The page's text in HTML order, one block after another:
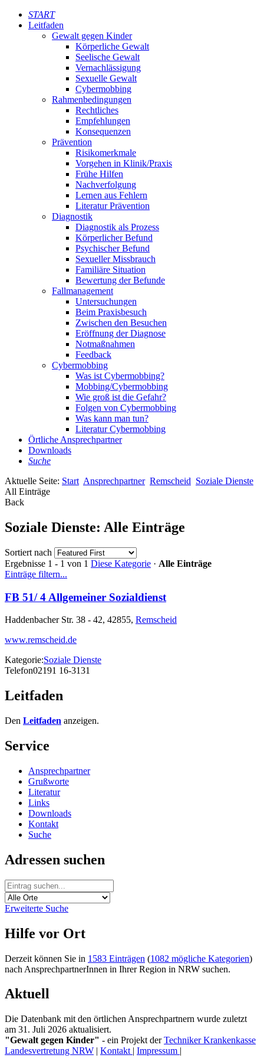
START
Leitfaden
Gewalt gegen Kinder
Körperliche Gewalt
Seelische Gewalt
Vernachlässigung
Sexuelle Gewalt
Cybermobbing
Rahmenbedingungen
Rechtliches
Empfehlungen
Konsequenzen
Prävention
Risikomerkmale
Vorgehen in Klinik/Praxis
Frühe Hilfen
Nachverfolgung
Lernen aus Fehlern
Literatur Prävention
Diagnostik
Diagnostik als Prozess
Körperlicher Befund
Psychischer Befund
Sexueller Missbrauch
Familiäre Situation
Bewertung der Befunde
Fallmanagement
Untersuchungen
Beim Praxisbesuch
Zwischen den Besuchen
Eröffnung der Diagnose
Notmaßnahmen
Feedback
Cybermobbing
Was ist Cybermobbing?
Mobbing/Cybermobbing
Wie groß ist die Gefahr?
Folgen von Cybermobbing
Was kann man tun?
Literatur Cybermobbing
Örtliche Ansprechpartner
Downloads
Suche
Aktuelle Seite: Start Ansprechpartner Remscheid Soziale Dienste
All Einträge
Back
Soziale Dienste: Alle Einträge
Sortiert nach
Ergebnisse 1 - 1 von 1 Diese Kategorie · Alle Einträge
Einträge filtern...
FB 51/ 4 Allgemeiner Sozialdienst
Haddenbacher Str. 38 - 42, 42855, Remscheid
www.remscheid.de
Kategorie:Soziale Dienste
Telefon02191 16-3131
Leitfaden
Den Leitfaden anzeigen.
Service
Ansprechpartner
Grußworte
Literatur
Links
Downloads
Kontakt
Suche
Adressen suchen
Erweiterte Suche
Hilfe vor Ort
Derzeit können Sie in 1583 Einträgen (1082 mögliche Kategorien)
nach AnsprechpartnerInnen in Ihrer Region in NRW suchen.
Aktuell
Die Datenbank mit den örtlichen Ansprechpartnern wurde zuletzt
am 31. Juli 2026 aktualisiert.
"Gewalt gegen Kinder" - ein Projekt derTechniker Krankenkasse
Landesvertretung NRW | Kontakt | Impressum |